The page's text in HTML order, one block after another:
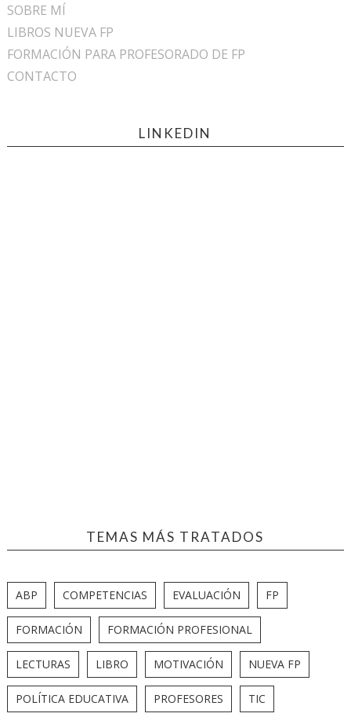
SOBRE MÍ
LIBROS NUEVA FP
FORMACIÓN PARA PROFESORADO DE FP
CONTACTO
LINKEDIN
TEMAS MÁS TRATADOS
ABP COMPETENCIAS EVALUACIÓN FP
FORMACIÓN FORMACIÓN PROFESIONAL
LECTURAS LIBRO MOTIVACIÓN NUEVA FP
POLÍTICA EDUCATIVA PROFESORES TIC